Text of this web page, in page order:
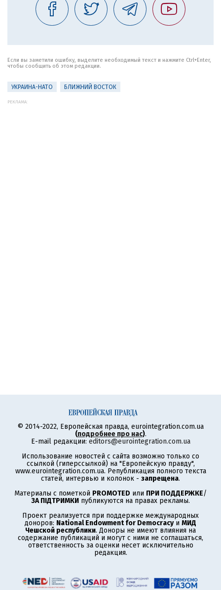
Если вы заметили ошибку, выделите необходимый текст и нажмите Ctrl+Enter,
чтобы сообщить об этом редакции.
УКРАИНА-НАТО БЛИЖНИЙ ВОСТОК
РЕКЛАМА:
© 2014-2022, Европейская правда, eurointegration.com.ua
(подробнее про нас).
E-mail редакции: editors@eurointegration.com.ua
Использование новостей с сайта возможно только со
ссылкой (гиперссылкой) на "Европейскую правду",
www.eurointegration.com.ua. Републикация полного текста
статей, интервью и колонок - запрещена.
Материалы с пометкой PROMOTED или ПРИ ПОДДЕРЖКЕ/
ЗА ПІДТРИМКИ публикуются на правах рекламы.
Проект реализуется при поддержке международных
доноров: National Endowment for Democracyи МИД
Чешской республики. Доноры не имеют влияния на
содержание публикаций и могут с ними не соглашаться,
ответственность за оценки несет исключительно
редакция.